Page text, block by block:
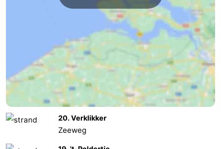
Retranchement
-
Nature
Het
Zwin
West
Flanders
-
Bruges
-
20. Verklikker
Zeeweg